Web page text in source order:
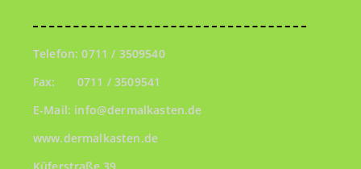
Telefon:0711 / 3509540
Fax:
0711 / 3509541
E-Mail: info@dermalkasten.de
www.dermalkasten.de